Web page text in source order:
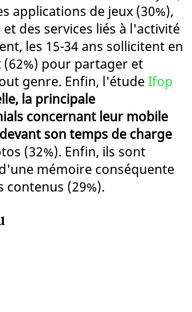
applications de jeux (30%),
des services liés à l'activité
les 15-34 ans sollicitent en
(62%) pour partager et
genre. Enfin, l'étudeIfop
la principale
concernant leur mobile
son temps de charge
(32%). Enfin, ils sont
mémoire conséquente
(29%).